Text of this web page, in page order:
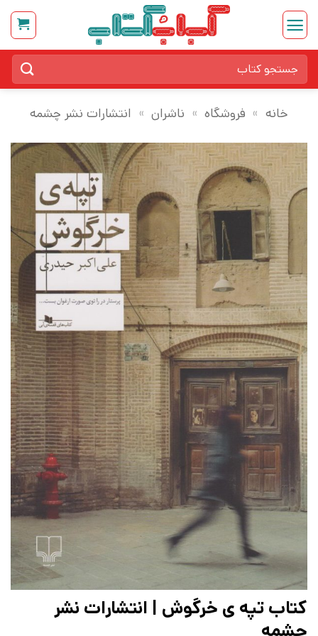
Skip
content
برای:
خانه » فروشگاه » ناشران » انتشارات نشر چشمه
کتاب تپه ی خرگوش | انتشارات نشر
چشمه